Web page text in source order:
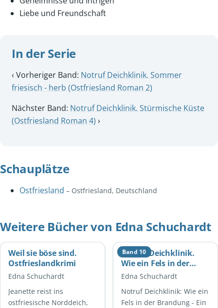
Liebe und Freundschaft
In der Serie
‹ Vorheriger Band: Notruf Deichklinik. Sommer
friesisch - herb (Ostfriesland Roman 2)
Nächster Band: Notruf Deichklinik. Stürmische Küste
(Ostfriesland Roman 4) ›
Schauplätze
Ostfriesland – Ostfriesland, Deutschland
Weitere Bücher von Edna Schuchardt
Weil sie böse sind.
Ostfrieslandkrimi
Edna Schuchardt
Jeanette reist ins
ostfriesische Norddeich,
Band 10
Notruf Deichklinik.
Wie ein Fels in der
Brandung
10)
Edna Schuchardt
Notruf Deichklinik: Wie ein
Fels in der Brandung - Ein